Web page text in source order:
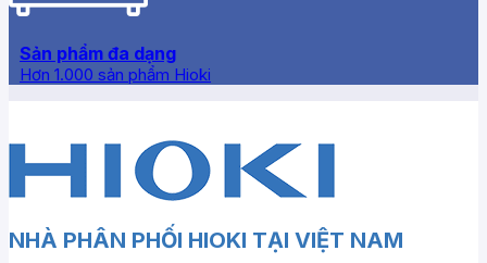
Sản phẩm đa dạng
Hơn 1.000 sản phẩm Hioki
NHÀ PHÂN PHỐI HIOKI TẠI VIỆT NAM